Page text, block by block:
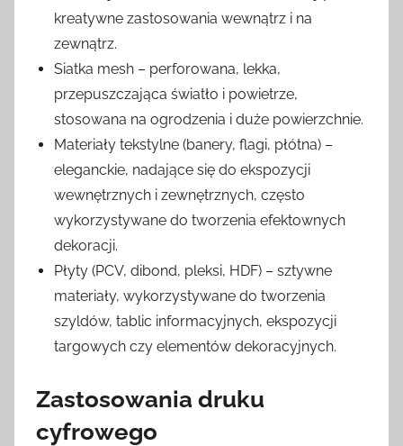
kreatywne zastosowania wewnątrz i na
zewnątrz.
Siatka mesh – perforowana, lekka,
przepuszczająca światło i powietrze,
stosowana na ogrodzenia i duże powierzchnie.
Materiały tekstylne (banery, flagi, płótna) –
eleganckie, nadające się do ekspozycji
wewnętrznych i zewnętrznych, często
wykorzystywane do tworzenia efektownych
dekoracji.
Płyty (PCV, dibond, pleksi, HDF) – sztywne
materiały, wykorzystywane do tworzenia
szyldów, tablic informacyjnych, ekspozycji
targowych czy elementów dekoracyjnych.
Zastosowania druku
cyfrowego